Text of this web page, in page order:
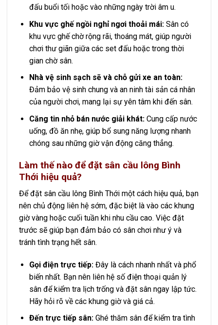
đấu buổi tối hoặc vào những ngày trời âm u.
Khu vực ghế ngồi nghỉ ngơi thoải mái:Sân có
khu vực ghế chờ rộng rãi, thoáng mát, giúp người
chơi thư giãn giữa các set đấu hoặc trong thời
gian chờ sân.
Nhà vệ sinh sạch sẽ và chỗ gửi xe an toàn:
Đảm bảo vệ sinh chung và an ninh tài sản cá nhân
của người chơi, mang lại sự yên tâm khi đến sân.
Căng tin nhỏ bán nước giải khát:Cung cấp nước
uống, đồ ăn nhẹ, giúp bổ sung năng lượng nhanh
chóng sau những giờ vận động căng thẳng.
Làm thế nào để đặt sân cầu lông Bình
Thới hiệu quả?
Để đặt sân cầu lông Bình Thới một cách hiệu quả, bạn
nên chủ động liên hệ sớm, đặc biệt là vào các khung
giờ vàng hoặc cuối tuần khi nhu cầu cao. Việc đặt
trước sẽ giúp bạn đảm bảo có sân chơi như ý và
tránh tình trạng hết sân.
Gọi điện trực tiếp:Đây là cách nhanh nhất và phổ
biến nhất. Bạn nên liên hệ số điện thoại quản lý
sân để kiểm tra lịch trống và đặt sân ngay lập tức.
Hãy hỏi rõ về các khung giờ và giá cả.
Đến trực tiếp sân:Ghé thăm sân để kiểm tra tình